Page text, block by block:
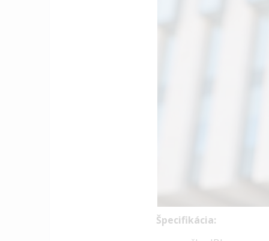
Špecifikácia: